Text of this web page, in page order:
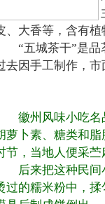
、大香等，含有
“五城茶干”是品
去因手工制作，
徽州风味小吃名品
萝卜素、糖类和
节，当地人便采
后来把这种民间小
过的糯米粉中，